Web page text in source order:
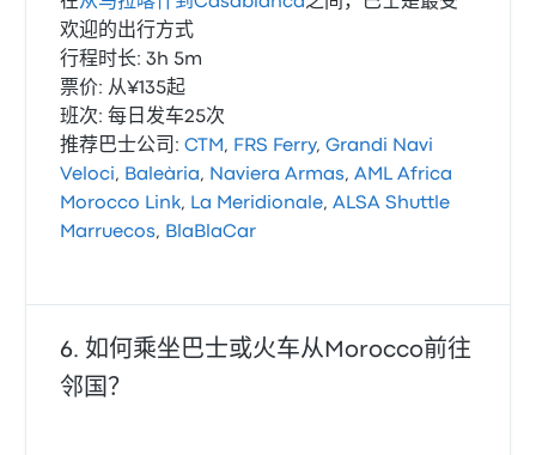
欢迎的出行方式
行程时长: 3h 5m
票价: 从¥135起
班次: 每日发车25次
推荐巴士公司:CTM , FRS Ferry,Grandi Navi
Veloci, Baleària, Naviera Armas,AML Africa
Morocco Link, La Meridionale,ALSA Shuttle
Marruecos, BlaBlaCar
如何乘坐巴士或火车从Morocco前往
邻国？